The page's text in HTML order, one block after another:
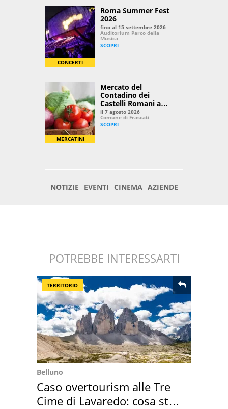
POTREBBE INTERESSARTI
TERRITORIO
Belluno
Caso overtourism alle Tre
Cime di Lavaredo: cosa sta